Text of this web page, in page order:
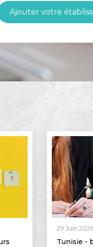
Ajouter votre
29 Juin
Tunisie -